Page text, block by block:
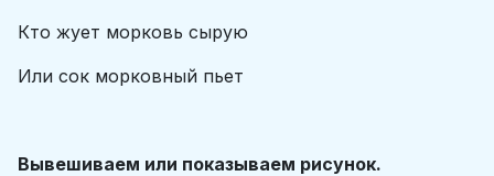
Кто жует морковь сырую
Или сок морковный пьет
Вывешиваем или показываем рисунок.